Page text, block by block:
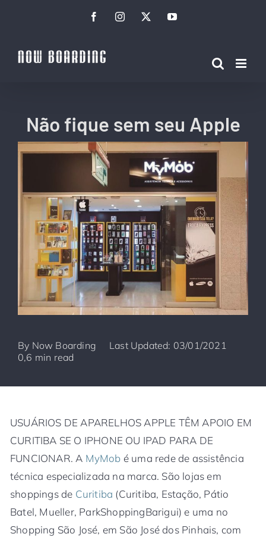
conteúdo
FacebookInstagramTwitterYouTube
Não fique sem seu Apple
By Now Boarding
Last Updated: 03/01/2021
0,6 min read
USUÁRIOS DE APARELHOS APPLE TÊM APOIO EM
CURITIBA SE O IPHONE OU IPAD PARA DE
FUNCIONAR. A MyMob é uma rede de assistência
técnica especializada na marca. São lojas em
shoppings de Curitiba (Curitiba, Estação, Pátio
Batel, Mueller, ParkShoppingBarigui) e uma no
Shopping São José, em São José dos Pinhais, com